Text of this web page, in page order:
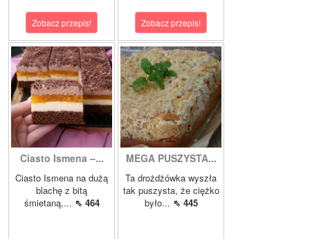
Zobacz przepis! Zobacz przepis!
Ciasto Ismena –...
Ciasto Ismena na dużą
blachę z bitą
śmietaną,... ⇖ 464
MEGA PUSZYSTA...
Ta drożdżówka wyszła
tak puszysta, że ciężko
było... ⇖ 445